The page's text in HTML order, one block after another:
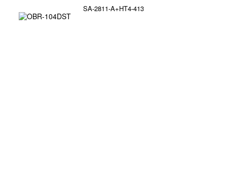
SA-2811-A+HT4-413